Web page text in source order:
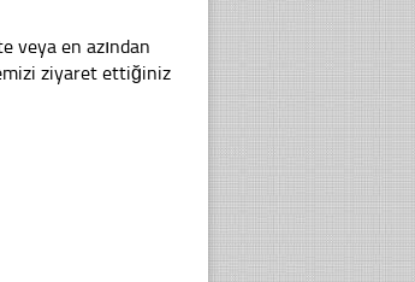
veya en azından
ziyaret ettiğiniz